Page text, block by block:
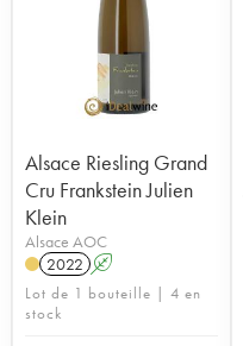
Alsace Riesling Grand
Cru Frankstein Julien
Klein
Alsace AOC
2022 A
Lot de 1 bouteille | 4 en
stock